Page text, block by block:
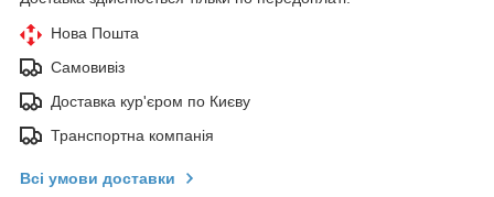
Нова Пошта
Самовивіз
Доставка кур'єром по Києву
Транспортна компанія
Всі умови доставки